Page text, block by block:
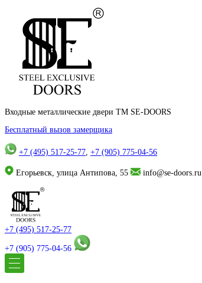
Входные металлические двери TM SE-DOORS
Бесплатный вызов замерщика
+7 (495) 517-25-77, +7 (905) 775-04-56
Егорьевск, улица Антипова, 55 info@se-doors.ru
+7 (495) 517-25-77
+7 (905) 775-04-56